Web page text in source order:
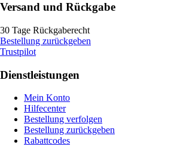
Versand und Rückgabe
30 Tage Rückgaberecht
Bestellung zurückgeben
Trustpilot
Dienstleistungen
Mein Konto
Hilfecenter
Bestellung verfolgen
Bestellung zurückgeben
Rabattcodes